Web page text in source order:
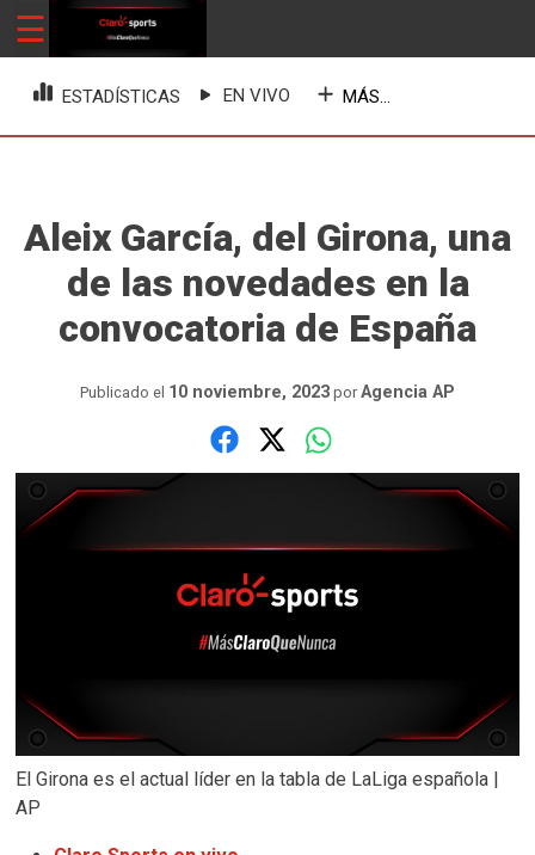
Skip
☰
ClaroSports
Más Claro que nunca
ESTADÍSTICAS EN VIVO MÁS...
Aleix García, del Girona, una
de las novedades en la
convocatoria de España
Publicado el 10 noviembre, 2023 por Agencia AP
El Girona es el actual líder en la tabla de LaLiga española |
AP